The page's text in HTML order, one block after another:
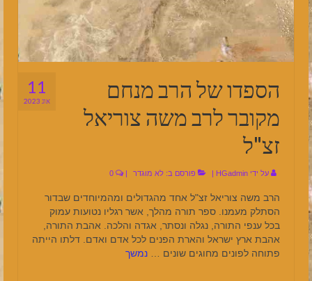
11
אוג 2023
הספדו של הרב מנחם
מקובר לרב משה צוריאל
זצ"ל
על ידי HGadmin
| פורסם ב: לא מוגדר |
הרב משה צוריאל זצ"ל אחד מהגדולים ומהמיוחדים שבדור
הסתלק מעמנו. ספר תורה מהלך, אשר רגליו נטועות עמוק
בכל ענפי התורה, נגלה ונסתר, אגדה והלכה. אהבת התורה,
אהבת ארץ ישראל והארת הפנים לכל אדם ואדם. דלתו הייתה
פתוחה לפונים מחוגים שונים … נמשך